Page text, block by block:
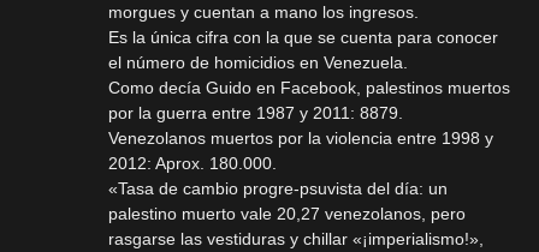
morgues y cuentan a mano los ingresos.
Es la única cifra con la que se cuenta para conocer
el número de homicidios en Venezuela.
Como decía Guido en Facebook, palestinos muertos
por la guerra entre 1987 y 2011: 8879.
Venezolanos muertos por la violencia entre 1998 y
2012: Aprox. 180.000.
«Tasa de cambio progre-psuvista del día: un
palestino muerto vale 20,27 venezolanos, pero
rasgarse las vestiduras y chillar «¡imperialismo!»,